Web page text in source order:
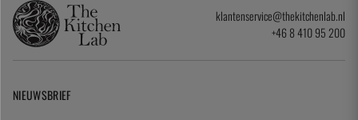
klantenservice@thekitchenlab.nl
+46 8 410 95 200
NIEUWSBRIEF